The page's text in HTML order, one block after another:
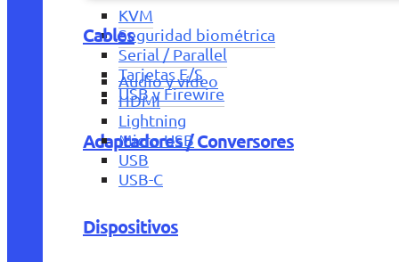
KVM
Seguridad biométrica
Serial / Parallel
Tarjetas E/S
USB y Firewire
Adaptadores / Conversores
Cables
Audio y vídeo
HDMI
Lightning
Micro USB
USB
USB-C
Dispositivos